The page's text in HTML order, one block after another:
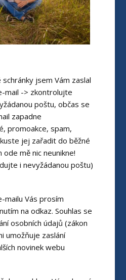
jsem Vám zaslal
mail -> zkontrolujte
poštu, občas se
zapadne
promoakce, spam,
jej zařadit do běžné
ode mě nic neunikne!
i nevyžádanou poštu)
mailu Vás prosím
na odkaz. Souhlas se
osobních údajů (zákon
umožňuje zaslání
novinek webu